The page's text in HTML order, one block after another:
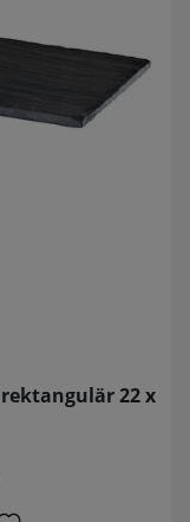
22 x